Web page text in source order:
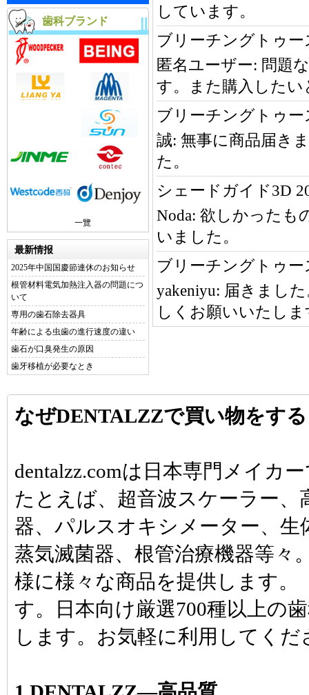
歯科ブランド
一覽
最新情报
2025年中国国慶節連休のお知らせ
根管材料電気加熱注入器の問題につ
いて
専用の歯石除去器具
年齢による虫歯の進行速度の違い
歯石が口臭発生の原因
歯牙移植が必要なとき
しています。
ブリーチングトゥ
匿名ユーザー: 問題
す。また購入したい
ブリーチングトゥ
誠: 無事に商品届き
た。
シェードガイド3D
Noda: 欲しかったも
いました。
ブリーチングトゥ
yakeniyu: 届きまし
しくお願いいたしま
なぜDENTALZZで買い物をす
dentalzz.comは日本専門メイカ
たとえば、超音波スケーラー
器、パルスオキシメーター、
蒸気滅菌器、根管治療機器等々
様に様々な商品を提供します。
す。日本向け厳選700種以上の
します。お気軽に利用してくだ